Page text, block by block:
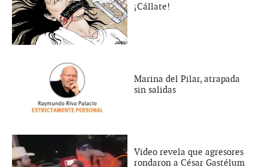
¡Cállate!
Marina del Pilar, atrapada
sin salidas
Video revela que agresores
rondaron a César Gastélum